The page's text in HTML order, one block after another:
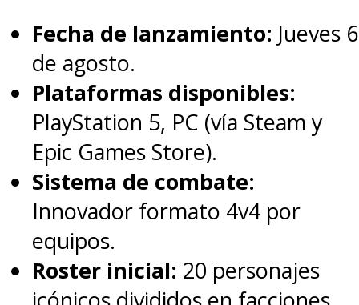
llegar en 2026.
Sumen a ello que ha sido
imposible para Marvel Studios
hacer cambios en las historias
ya planificadas a raíz de la
huelga de guionistas, que
acaba de finalizar
cuenta,también está la opción
Fecha de lanzamiento: Jueves 6
de agosto.
Plataformas disponibles:
PlayStation 5, PC (vía Steam y
Epic Games Store).
Sistema de combate:
Innovador formato 4v4 por
equipos.
Roster inicial: 20 personajes